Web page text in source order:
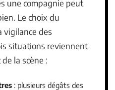
une compagnie peut
Le choix du
vigilance des
situations reviennent
la scène :
: plusieurs dégâts des